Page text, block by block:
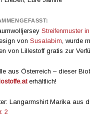
Streifenmuster
vonSusalabim , wurde
von Lillestoff gratis zur
aus Österreich – dieser
erhältlich!
Langarmshirt Marika aus
2